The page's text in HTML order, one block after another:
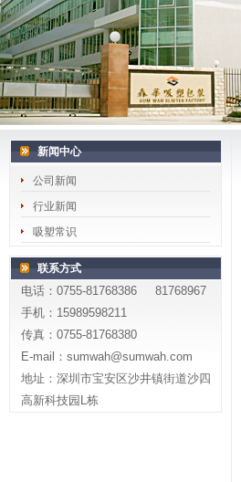
新闻中心
公司新闻
行业新闻
吸塑常识
联系方式
电话：0755-81768386 81768967
手机：15989598211
传真：0755-81768380
E-mail：sumwah@sumwah.com
地址：深圳市宝安区沙井镇街道沙四
高新科技园L栋